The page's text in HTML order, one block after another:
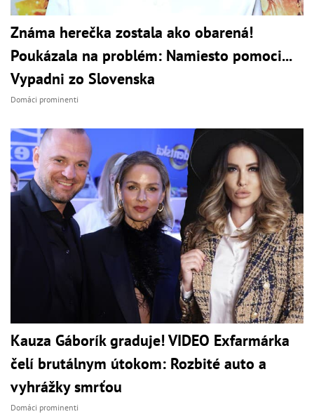
Známa herečka zostala ako obarená!
Poukázala na problém: Namiesto pomoci...
Vypadni zo Slovenska
Domáci prominenti
Kauza Gáborík graduje! VIDEO Exfarmárka
čelí brutálnym útokom: Rozbité auto a
vyhrážky smrťou
Domáci prominenti